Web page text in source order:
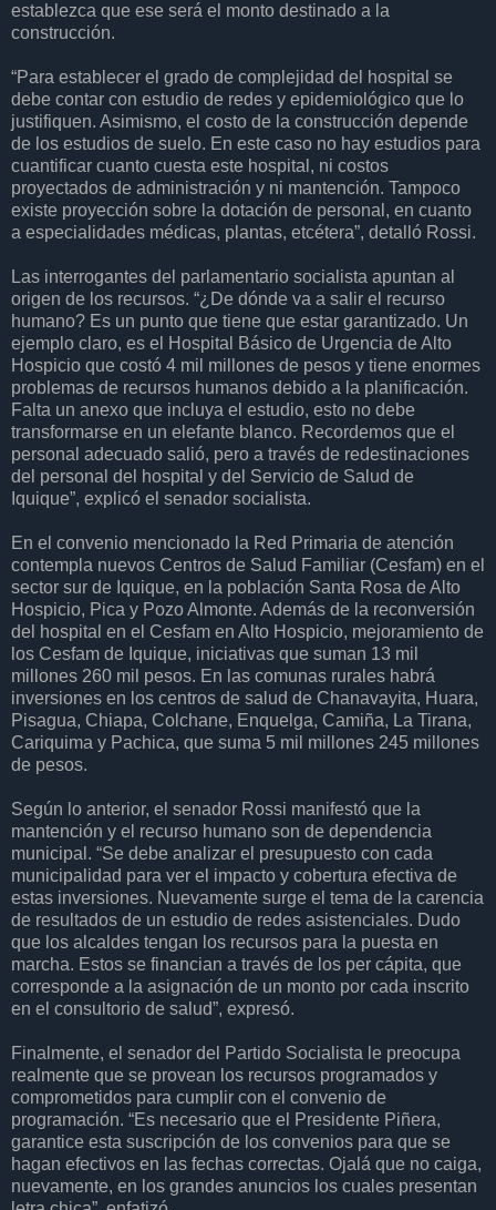
establezca que ese será el monto destinado a la
construcción.
“Para establecer el grado de complejidad del hospital se
debe contar con estudio de redes y epidemiológico que lo
justifiquen. Asimismo, el costo de la construcción depende
de los estudios de suelo. En este caso no hay estudios para
cuantificar cuanto cuesta este hospital, ni costos
proyectados de administración y ni mantención. Tampoco
existe proyección sobre la dotación de personal, en cuanto
a especialidades médicas, plantas, etcétera”, detalló Rossi.
Las interrogantes del parlamentario socialista apuntan al
origen de los recursos. “¿De dónde va a salir el recurso
humano? Es un punto que tiene que estar garantizado. Un
ejemplo claro, es el Hospital Básico de Urgencia de Alto
Hospicio que costó 4 mil millones de pesos y tiene enormes
problemas de recursos humanos debido a la planificación.
Falta un anexo que incluya el estudio, esto no debe
transformarse en un elefante blanco. Recordemos que el
personal adecuado salió, pero a través de redestinaciones
del personal del hospital y del Servicio de Salud de
Iquique”, explicó el senador socialista.
En el convenio mencionado la Red Primaria de atención
contempla nuevos Centros de Salud Familiar (Cesfam) en el
sector sur de Iquique, en la población Santa Rosa de Alto
Hospicio, Pica y Pozo Almonte. Además de la reconversión
del hospital en el Cesfam en Alto Hospicio, mejoramiento de
los Cesfam de Iquique, iniciativas que suman 13 mil
millones 260 mil pesos. En las comunas rurales habrá
inversiones en los centros de salud de Chanavayita, Huara,
Pisagua, Chiapa, Colchane, Enquelga, Camiña, La Tirana,
Cariquima y Pachica, que suma 5 mil millones 245 millones
de pesos.
Según lo anterior, el senador Rossi manifestó que la
mantención y el recurso humano son de dependencia
municipal. “Se debe analizar el presupuesto con cada
municipalidad para ver el impacto y cobertura efectiva de
estas inversiones. Nuevamente surge el tema de la carencia
de resultados de un estudio de redes asistenciales. Dudo
que los alcaldes tengan los recursos para la puesta en
marcha. Estos se financian a través de los per cápita, que
corresponde a la asignación de un monto por cada inscrito
en el consultorio de salud”, expresó.
Finalmente, el senador del Partido Socialista le preocupa
realmente que se provean los recursos programados y
comprometidos para cumplir con el convenio de
programación. “Es necesario que el Presidente Piñera,
garantice esta suscripción de los convenios para que se
hagan efectivos en las fechas correctas. Ojalá que no caiga,
nuevamente, en los grandes anuncios los cuales presentan